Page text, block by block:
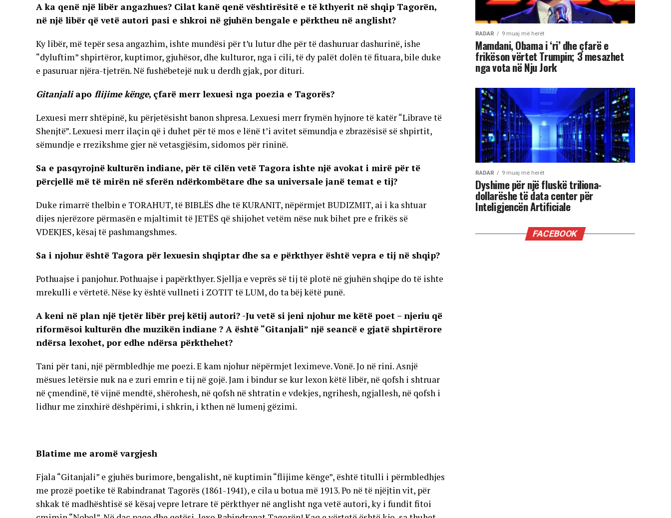
A ka qenë një libër angazhues? Cilat kanë qenë vështirësitë e të kthyerit në shqip Tagorën,
në një libër që vetë autori pasi e shkroi në gjuhën bengale e përktheu në anglisht?
Ky libër, më tepër sesa angazhim, ishte mundësi për t’u lutur dhe për të dashuruar dashurinë, ishe
“dyluftim” shpirtëror, kuptimor, gjuhësor, dhe kulturor, nga i cili, të dy palët dolën të fituara, bile duke
e pasuruar njëra-tjetrën. Në fushëbetejë nuk u derdh gjak, por dituri.
Gitanjaliapo flijime kënge, çfarë merr lexuesi nga poezia e Tagorës?
Lexuesi merr shtëpinë, ku përjetësisht banon shpresa. Lexuesi merr frymën hyjnore të katër “Librave të
Shenjtë”. Lexuesi merr ilaçin që i duhet për të mos e lënë t’i avitet sëmundja e zbrazësisë së shpirtit,
sëmundje e rrezikshme gjer në vetasgjësim, sidomos për rininë.
Sa e pasqyrojnë kulturën indiane, për të cilën vetë Tagora ishte një avokat i mirë për të
përcjellë më të mirën në sferën ndërkombëtare dhe sa universale janë temat e tij?
Duke rimarrë thelbin e TORAHUT, të BIBLËS dhe të KURANIT, nëpërmjet BUDIZMIT, ai i ka shtuar
dijes njerëzore përmasën e mjaltimit të JETËS që shijohet vetëm nëse nuk bihet pre e frikës së
VDEKJES, kësaj të pashmangshmes.
Sa i njohur është Tagora për lexuesin shqiptar dhe sa e përkthyer është vepra e tij në shqip?
Pothuajse i panjohur. Pothuajse i papërkthyer. Sjellja e veprës së tij të plotë në gjuhën shqipe do të ishte
mrekulli e vërtetë. Nëse ky është vullneti i ZOTIT të LUM, do ta bëj këtë punë.
A keni në plan një tjetër libër prej këtij autori? -Ju vetë si jeni njohur me këtë poet – njeriu që
riformësoi kulturën dhe muzikën indiane ? A është “Gitanjali” një seancë e gjatë shpirtërore
ndërsa lexohet, por edhe ndërsa përkthehet?
Tani për tani, një përmbledhje me poezi. E kam njohur nëpërmjet leximeve. Vonë. Jo në rini. Asnjë
mësues letërsie nuk na e zuri emrin e tij në gojë. Jam i bindur se kur lexon këtë libër, në qofsh i shtruar
në çmendinë, të vijnë mendtë, shërohesh, në qofsh në shtratin e vdekjes, ngrihesh, ngjallesh, në qofsh i
lidhur me zinxhirë dëshpërimi, i shkrin, i kthen në lumenj gëzimi.
Blatime me aromë vargjesh
Fjala “Gitanjali” e gjuhës burimore, bengalisht, në kuptimin “flijime kënge”, është titulli i përmbledhjes
me prozë poetike të Rabindranat Tagorës (1861-1941), e cila u botua më 1913. Po në të njëjtin vit, për
shkak të madhështisë së kësaj vepre letrare të përkthyer në anglisht nga vetë autori, ky i fundit fitoi
RADAR 9 muaj më herët
Mamdani, Obama i ‘ri’ dhe çfarë e
frikëson vërtet Trumpin; 3 mesazhet
nga vota në Nju Jork
RADAR 9 muaj më herët
Dyshime për një fluskë triliona-
dollarëshe të data center për
Inteligjencën Artificiale
FACEBOOK